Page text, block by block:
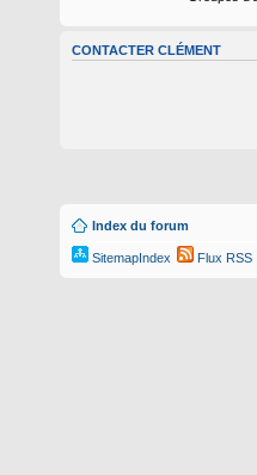
CONTACTER CLÉMENT
Index du forum
SitemapIndex Flux RSS